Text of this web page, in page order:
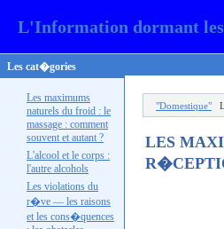
L'Information dormant
Les cat�gories
Les maximums
naturels du froid : le
massage : comment
souvent et autant ?
L'alcool et le corps :
l'autre alcohols
Les violations du
r�ve — les raisons
et les cons�quences
"Domestique"
LES